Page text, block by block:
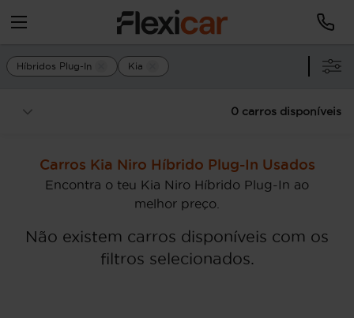
Híbridos Plug-In Kia
0 carros disponíveis
Carros Kia Niro Híbrido Plug-In Usados
Encontra o teu Kia Niro Híbrido Plug-In ao
melhor preço.
Não existem carros disponíveis com os
filtros selecionados.